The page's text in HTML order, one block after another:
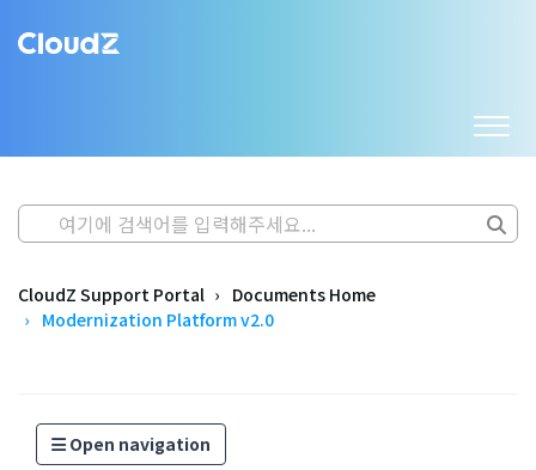
CloudZ Support Portal
Documents Home
Modernization Platform v2.0
Open navigation